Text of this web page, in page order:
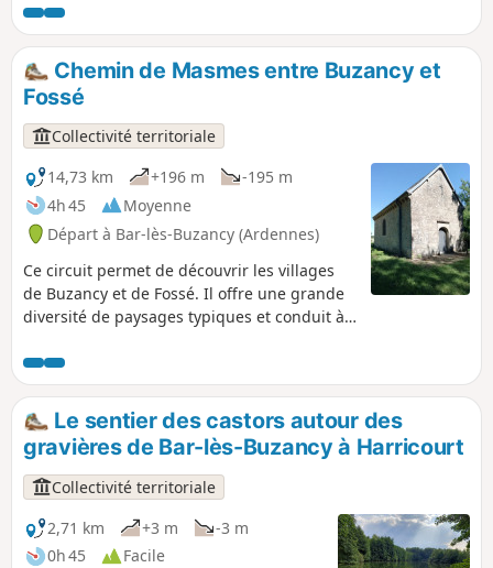
environnante, entre vallons et horizons ouverts. Tout au
long du tracé, la randonnée est une invitation à la
découverte du patrimoine local, avec la chapelle de
Masmes, les communs du Château Augeard, ou encore de
beaux villages typiques comme Autruche, Fossé et Saint-
Pierremont, identifiables à leurs nombreuses et élégantes
maisons en pierre jaune.
Chemin de Masmes entre Buzancy et
Fossé
Collectivité territoriale
14,73 km
+196 m
-195 m
4h 45
Moyenne
Départ à Bar-lès-Buzancy (Ardennes)
Ce circuit permet de découvrir les villages
de Buzancy et de Fossé. Il offre une grande
diversité de paysages typiques et conduit à
l'itinéraire.
Le sentier des castors autour des
gravières de Bar-lès-Buzancy à Harricourt
Collectivité territoriale
2,71 km
+3 m
-3 m
0h 45
Facile